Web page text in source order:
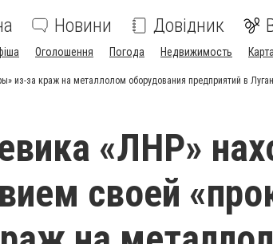
Новини Довідник
Оголошення Погода Недвижимость
из-за краж на металлолом оборудования предприятий в
«ЛНР»
своей